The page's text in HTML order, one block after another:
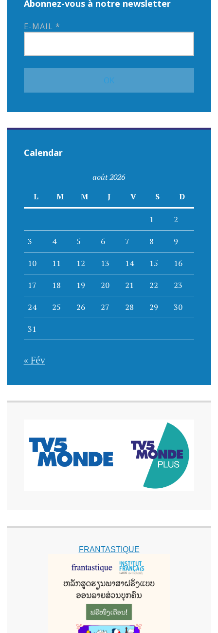
Abonnez-vous à notre newsletter
E-MAIL *
Calendar
août 2026
L
M M J V S D
1 2
3 4 5 6 7 8 9
10 11 12 13 14 15 16
17 18 19 20 21 22 23
24 25 26 27 28 29 30
31
« Fév
FRANTASTIQUE